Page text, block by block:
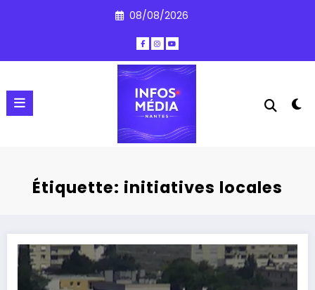
08/08/2026
Étiquette: initiatives locales